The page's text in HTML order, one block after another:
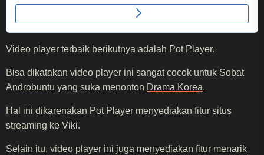
Video player terbaik berikutnya adalah Pot Player.
Bisa dikatakan video player ini sangat cocok untuk Sobat
Androbuntu yang suka menonton Drama Korea.
Hal ini dikarenakan Pot Player menyediakan fitur situs
streaming ke Viki.
Selain itu, video player ini juga menyediakan fitur menarik